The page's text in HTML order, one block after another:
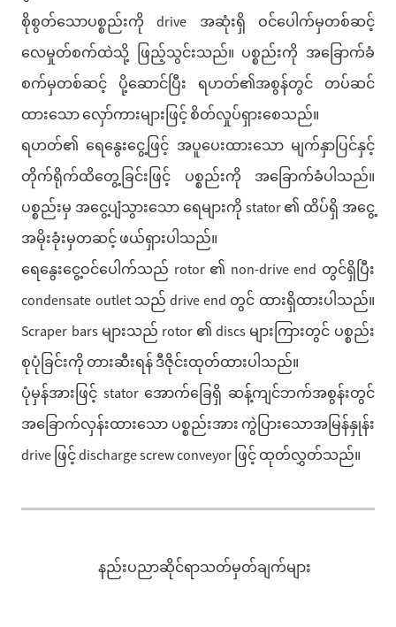
စိုစွတ်သောပစ္စည်းကို drive အဆုံးရှိ ဝင်ပေါက်မှတစ်ဆင့်
လေမှုတ်စက်ထဲသို့ ဖြည့်သွင်းသည်။ ပစ္စည်းကို အခြောက်ခံ
စက်မှတစ်ဆင့် ပို့ဆောင်ပြီး ရဟတ်၏အစွန်တွင် တပ်ဆင်
ထားသော လှော်ကားများဖြင့် စိတ်လှုပ်ရှားစေသည်။
ရဟတ်၏ ရေနွေးငွေ့ဖြင့် အပူပေးထားသော မျက်နှာပြင်နှင့်
တိုက်ရိုက်ထိတွေ့ခြင်းဖြင့် ပစ္စည်းကို အခြောက်ခံပါသည်။
ပစ္စည်းမှ အငွေ့ပျံသွားသော ရေများကို stator ၏ ထိပ်ရှိ အငွေ့
အမိုးခုံးမှတဆင့် ဖယ်ရှားပါသည်။
ရေနွေးငွေ့ဝင်ပေါက်သည် rotor ၏ non-drive end တွင်ရှိပြီး
condensate outlet သည် drive end တွင် ထားရှိထားပါသည်။
Scraper bars များသည် rotor ၏ discs များကြားတွင် ပစ္စည်း
စုပုံခြင်းကို တားဆီးရန် ဒီဇိုင်းထုတ်ထားပါသည်။
ပုံမှန်အားဖြင့် stator အောက်ခြေရှိ ဆန့်ကျင်ဘက်အစွန်းတွင်
အခြောက်လှန်းထားသော ပစ္စည်းအား ကွဲပြားသောအမြန်နှုန်း
drive ဖြင့် discharge screw conveyor ဖြင့် ထုတ်လွှတ်သည်။
နည်းပညာဆိုင်ရာသတ်မှတ်ချက်များ